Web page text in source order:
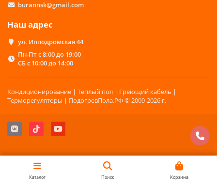
burannsk@gmail.com
Наш адрес
ул. Ипподромская 44
Пн-Пт с 8:00 до 19:00
СБ с 10:00 до 14:00
Кондиционирование | Теплый пол | Греющий кабель |
Терморегуляторы | ПодогревПола.РФ © 2009-2026 г.
Каталог Поиск Корзина